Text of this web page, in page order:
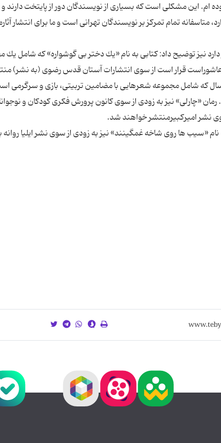
ام. این مشكلی است كه بسیاری از نویسندگان دور از پایتخت دارند و
تمام تمركز بر نویسندگان تهرانی است و ما برای انتشار
دارد نیز توضیح داد: كتابی به نام «یك دختر بی گوشواره» كه شامل
عاشوراست قرار است از سوی انتشارات آستان قدس رضوی (به نشر)
شامل مجموعه شعرهایی با مضامین تربیتی، بازی و سرگرمی
«چارلی» نیز به زودی از سوی كانون پرورش فكری كودكان و
ها روی شاخه غمگینند» نیز به زودی از سوی نشر ایلیا روانه